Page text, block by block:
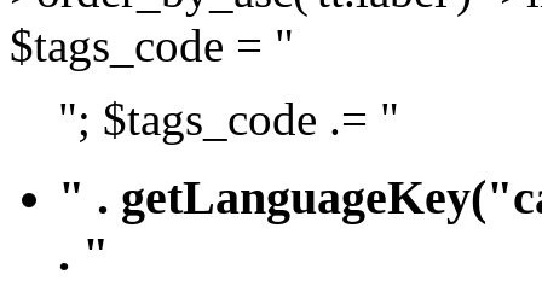
$tags_code = "
"; $tags_code .= "
" .
. "